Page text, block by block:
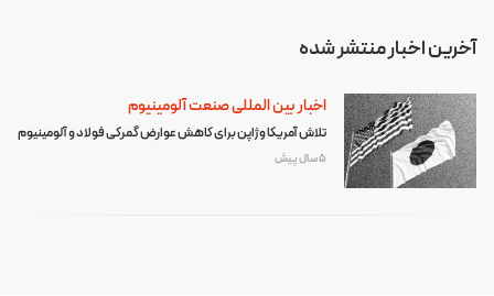
آخرین اخبار منتشر شده
اخبار بین المللی صنعت آلومینیوم
تلاش آمریکا و ژاپن برای کاهش عوارض گمرکی فولاد و آلومینیوم
5 سال پیش